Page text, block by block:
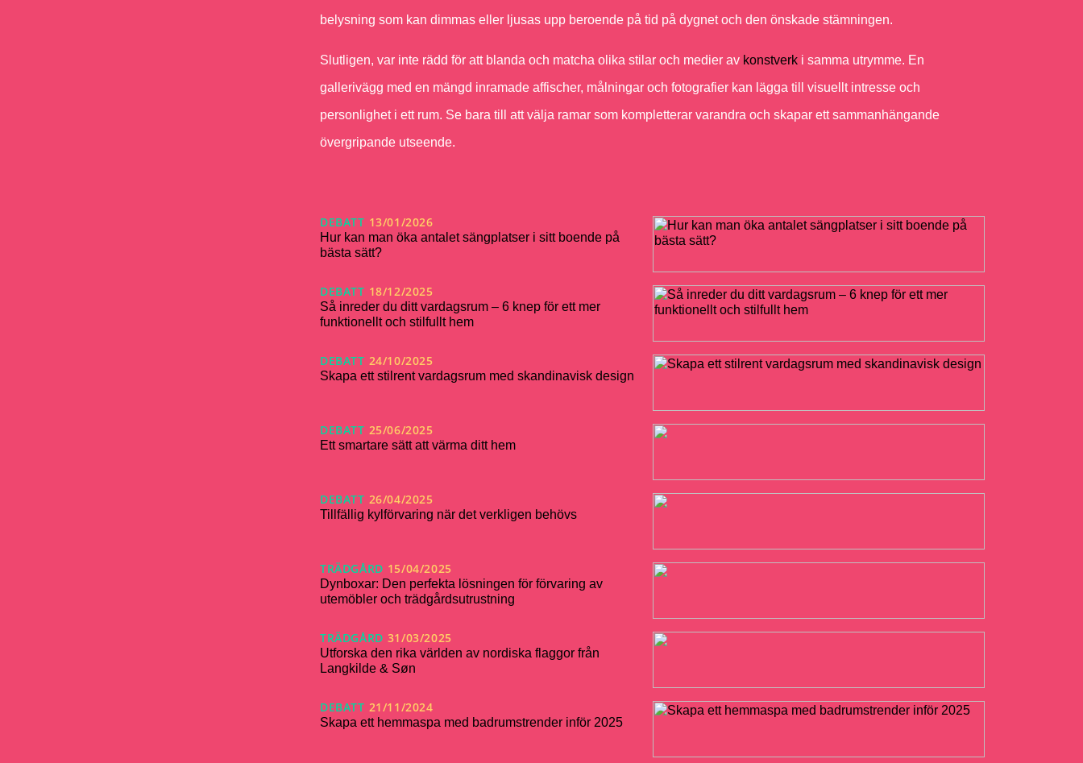
belysning som kan dimmas eller ljusas upp beroende på tid på dygnet och den önskade stämningen.
Slutligen, var inte rädd för att blanda och matcha olika stilar och medier av konstverk i samma utrymme. En
gallerivägg med en mängd inramade affischer, målningar och fotografier kan lägga till visuellt intresse och
personlighet i ett rum. Se bara till att välja ramar som kompletterar varandra och skapar ett sammanhängande
övergripande utseende.
DEBATT 13/01/2026
Hur kan man öka antalet sängplatser i sitt boende på
bästa sätt?
DEBATT 18/12/2025
Så inreder du ditt vardagsrum – 6 knep för ett mer
funktionellt och stilfullt hem
DEBATT 24/10/2025
Skapa ett stilrent vardagsrum med skandinavisk design
DEBATT 25/06/2025
Ett smartare sätt att värma ditt hem
DEBATT 26/04/2025
Tillfällig kylförvaring när det verkligen behövs
TRÄDGÅRD 15/04/2025
Dynboxar: Den perfekta lösningen för förvaring av
utemöbler och trädgårdsutrustning
TRÄDGÅRD 31/03/2025
Utforska den rika världen av nordiska flaggor från
Langkilde & Søn
DEBATT 21/11/2024
Skapa ett hemmaspa med badrumstrender inför 2025